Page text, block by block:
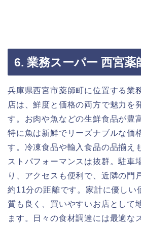
6. 業務スーパー 西宮薬
兵庫県西宮市薬師町に位置する業
店は、鮮度と価格の両方で魅力を
す。お肉や魚などの生鮮食品が豊
特に魚は新鮮でリーズナブルな価
す。冷凍食品や輸入食品の品揃え
ストパフォーマンスは抜群。駐車
り、アクセスも便利で、近隣の門
約11分の距離です。家計に優しい
質も良く、買いやすいお店として
ます。日々の食材調達には最適な